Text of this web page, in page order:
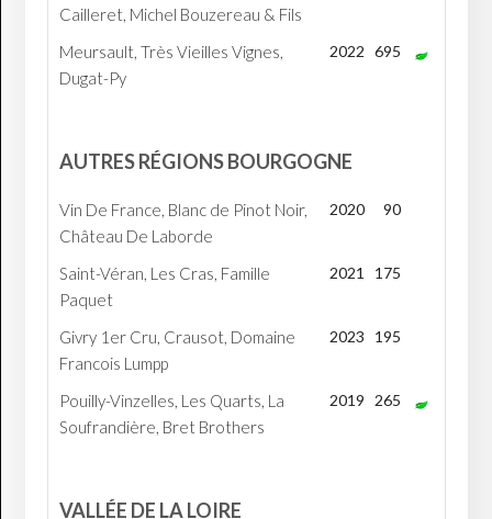
Cailleret, Michel Bouzereau & Fils
Meursault, Très Vieilles Vignes,
Dugat-Py
2022 695
AUTRES RÉGIONS BOURGOGNE
Vin De France, Blanc de Pinot Noir,
Château De Laborde
2020 90
Saint-Véran, Les Cras, Famille
Paquet
2021 175
Givry 1er Cru, Crausot, Domaine
Francois Lumpp
2023 195
Pouilly-Vinzelles, Les Quarts, La
Soufrandière, Bret Brothers
2019 265
VALLÉE DE LA LOIRE